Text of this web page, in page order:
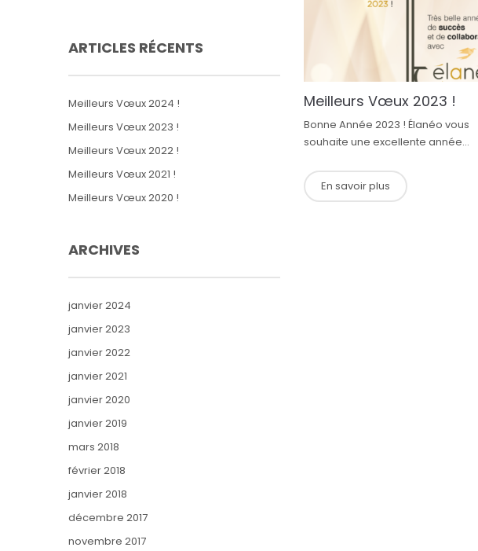
Meilleurs Vœux 2023 !
Bonne Année 2023 ! Élanéo vous
souhaite une excellente année...
En savoir plus
ARTICLES RÉCENTS
Meilleurs Vœux 2024 !
Meilleurs Vœux 2023 !
Meilleurs Vœux 2022 !
Meilleurs Vœux 2021 !
Meilleurs Vœux 2020 !
ARCHIVES
janvier 2024
janvier 2023
janvier 2022
janvier 2021
janvier 2020
janvier 2019
mars 2018
février 2018
janvier 2018
décembre 2017
novembre 2017